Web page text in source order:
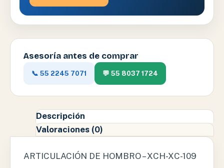
Asesoría antes de comprar
📞 55 2245 7071 💬 55 8037 1724
Descripción
Valoraciones (0)
ARTICULACIÓN DE HOMBRO – XCH-XC-109